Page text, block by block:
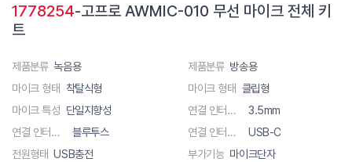
1778254-고프로 AWMIC-010 무선 마이크 전체 키
트
제품분류 녹음용 제품분류 방송용
마이크 형태 착탈식형 마이크 형태 클립형
마이크 특성 단일지향성 연결 인터페이스
3.5mm
연결 인터페이스
블루투스 연결 인터페이스
USB-C
전원형태 USB충전 부가기능 마이크단자